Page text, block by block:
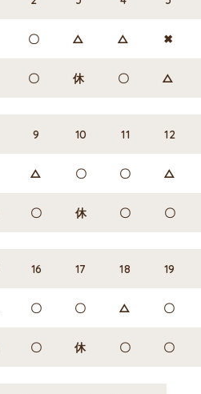
〇 △ △ ✖
〇 休 〇 △
9 10 11 12
△ 〇 〇 △
〇 休 〇 〇
16 17 18 19
〇 〇 △ 〇
〇 休 〇 〇